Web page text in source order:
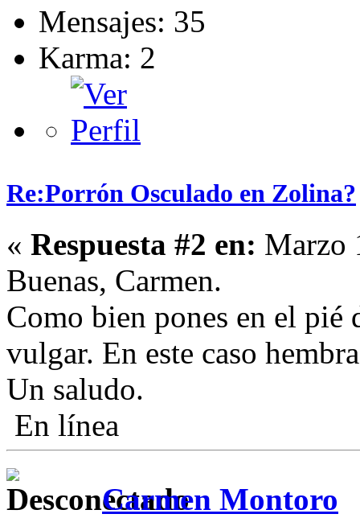
Mensajes: 35
Karma: 2
Re:Porrón Osculado en Zolina?
« Respuesta #2 en: Marzo
Buenas, Carmen.
Como bien pones en el pié
vulgar. En este caso
Un saludo.
En línea
Carmen Montoro